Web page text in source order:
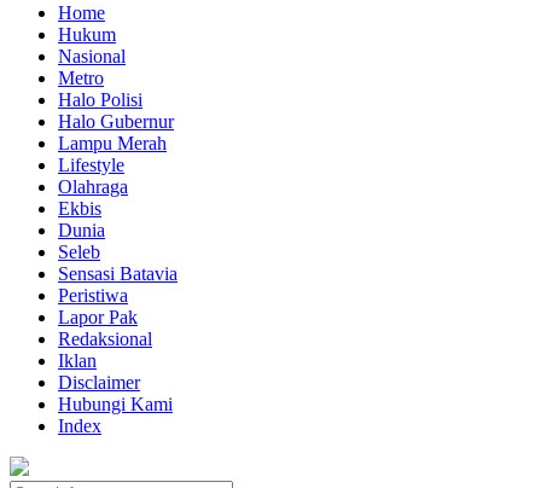
Home
Hukum
Nasional
Metro
Halo Polisi
Halo Gubernur
Lampu Merah
Lifestyle
Olahraga
Ekbis
Dunia
Seleb
Sensasi Batavia
Peristiwa
Lapor Pak
Redaksional
Iklan
Disclaimer
Hubungi Kami
Index